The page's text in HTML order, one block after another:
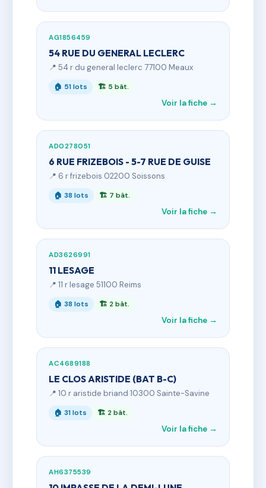
AG1856459
54 RUE DU GENERAL LECLERC
📍 54 r du general leclerc 77100 Meaux
🏠 51 lots 🏗 5 bât.
Voir la fiche →
AD0278051
6 RUE FRIZEBOIS - 5-7 RUE DE GUISE
📍 6 r frizebois 02200 Soissons
🏠 38 lots 🏗 7 bât.
Voir la fiche →
AD3626991
11 LESAGE
📍 11 r lesage 51100 Reims
🏠 38 lots 🏗 2 bât.
Voir la fiche →
AC4689188
LE CLOS ARISTIDE (BAT B-C)
📍 10 r aristide briand 10300 Sainte-Savine
🏠 31 lots 🏗 2 bât.
Voir la fiche →
AH6375539